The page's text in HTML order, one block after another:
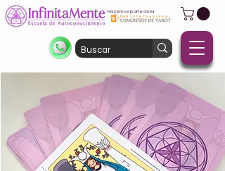
Hacemos parte de la